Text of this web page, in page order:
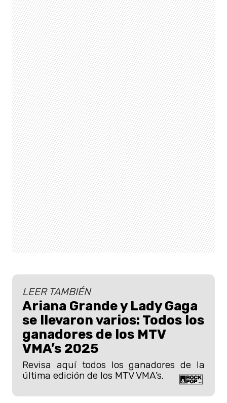
LEER TAMBIÉN
Ariana Grande y Lady Gaga
se llevaron varios: Todos los
ganadores de los MTV
VMA’s 2025
Revisa aquí todos los ganadores de la
última edición de los MTV VMA’s.